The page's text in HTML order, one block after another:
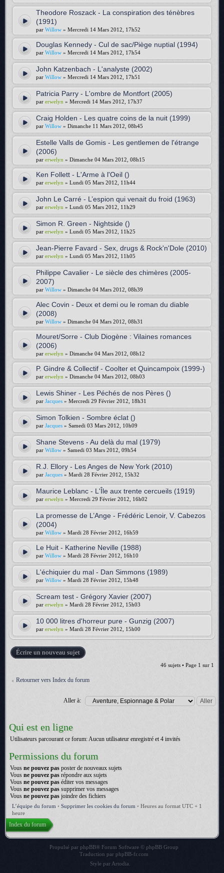
Theodore Roszack - La conspiration des ténèbres
(1991)
par Willow » Mercredi 14 Mars 2012, 17h52
Douglas Kennedy - Cul de sac/Piège nuptial (1994)
par Willow » Mercredi 14 Mars 2012, 17h54
John Katzenbach - L'analyste (2002)
par Willow » Mercredi 14 Mars 2012, 17h51
Patricia Parry - L'ombre de Montfort (2005)
par erwelyn » Mercredi 14 Mars 2012, 17h37
Craig Holden - Les quatre coins de la nuit (1999)
par Willow » Dimanche 11 Mars 2012, 08h45
Estelle Valls de Gomis - Les gentlemen de l'étrange
(2006)
par erwelyn » Dimanche 04 Mars 2012, 08h15
Ken Follett - L'Arme à l'Oeil ()
par erwelyn » Lundi 05 Mars 2012, 11h44
John Le Carré - L’espion qui venait du froid (1963)
par erwelyn » Lundi 05 Mars 2012, 11h29
Simon R. Green - Nightside ()
par erwelyn » Lundi 05 Mars 2012, 11h25
Jean-Pierre Favard - Sex, drugs & Rock'n'Dole (2010)
par erwelyn » Lundi 05 Mars 2012, 11h05
Philippe Cavalier - Le siècle des chimères (2005-
2007)
par Willow » Dimanche 04 Mars 2012, 08h39
Alec Covin - Deux et demi ou le roman du diable
(2008)
par Willow » Dimanche 04 Mars 2012, 08h31
Mouret/Sorre - Club Diogène : Vilaines romances
(2006)
par erwelyn » Dimanche 04 Mars 2012, 08h12
P. Gindre & Collectif - Coolter et Quincampoix (1999-)
par erwelyn » Dimanche 04 Mars 2012, 08h03
Lewis Shiner - Les Péchés de nos Pères ()
par Jacques » Mercredi 29 Février 2012, 18h31
Simon Tolkien - Sombre éclat ()
par Jacques » Samedi 03 Mars 2012, 10h09
Shane Stevens - Au delà du mal (1979)
par Willow » Samedi 03 Mars 2012, 09h54
R.J. Ellory - Les Anges de New York (2010)
par Jacques » Mardi 28 Février 2012, 15h32
Maurice Leblanc - L'Île aux trente cercueils (1919)
par erwelyn » Mercredi 29 Février 2012, 16h02
La promesse de L’Ange - Frédéric Lenoir, V. Cabezos
(2004)
par Willow » Mardi 28 Février 2012, 16h59
Le Huit - Katherine Neville (1988)
par Willow » Mardi 28 Février 2012, 16h10
L'échiquier du mal - Dan Simmons (1989)
par Willow » Mardi 28 Février 2012, 15h48
Scream test - Grégory Xavier (2007)
par erwelyn » Mardi 28 Février 2012, 15h03
10 000 litres d'horreur pure - Gunzig (2007)
par erwelyn » Mardi 28 Février 2012, 15h00
Écrire un nouveau sujet
46 sujets • Page 1 sur 1
Retourner vers Index du forum
Aller à:
Qui est en ligne
Utilisateurs parcourant ce forum: Aucun utilisateur enregistré et 4 invités
Permissions du forum
Vous ne pouvez pas poster de nouveaux sujets
Vous ne pouvez pas répondre aux sujets
Vous ne pouvez pas éditer vos messages
Vous ne pouvez pas supprimer vos messages
Vous ne pouvez pas joindre des fichiers
L’équipe du forum • Supprimer les cookies du forum • Heures au format UTC + 1
heure
Index du forum
Propulsé par phpBB® Forum Software © phpBB Group
Traduction par phpBB-fr.com
Style par Artodia